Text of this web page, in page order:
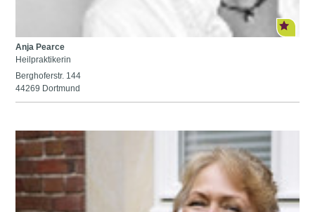
Anja Pearce
Heilpraktikerin
Berghoferstr. 144
44269 Dortmund